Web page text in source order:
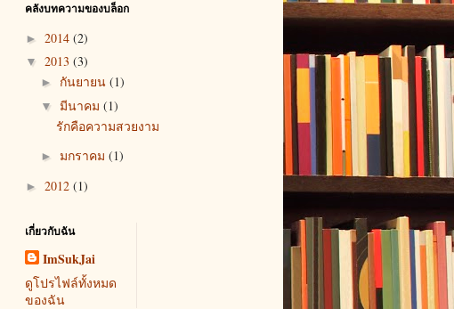
คลังบทความของบล็อก
► 2014 (2)
▼ 2013 (3)
► กันยายน (1)
▼ มีนาคม (1)
รักคือความสวยงาม
► มกราคม (1)
► 2012 (1)
เกี่ยวกับฉัน
ImSukJai
ดูโปรไฟล์ทั้งหมด
ของฉัน